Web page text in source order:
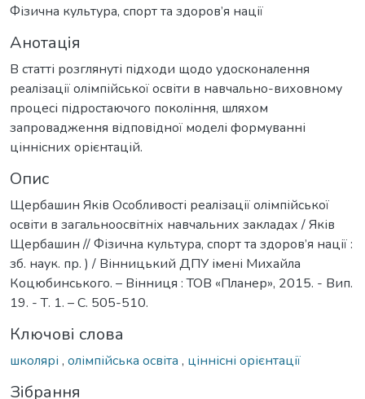
Фізична культура, спорт та здоров’я нації
Анотація
В статті розглянуті підходи щодо удосконалення
реалізації олімпійської освіти в навчально-виховному
процесі підростаючого покоління, шляхом
запровадження відповідної моделі формуванні
ціннісних орієнтацій.
Опис
Щербашин Яків Особливості реалізації олімпійської
освіти в загальноосвітніх навчальних закладах / Яків
Щербашин // Фізична культура, спорт та здоров’я нації :
зб. наук. пр. ) / Вінницький ДПУ імені Михайла
Коцюбинського. – Вінниця : ТОВ «Планер», 2015. - Вип.
19. - Т. 1. – С. 505-510.
Ключові слова
школярі , олімпійська освіта , ціннісні орієнтації
Зібрання